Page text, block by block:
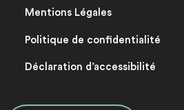
Mentions Légales
Politique de confidentialité
Déclaration d’accessibilité